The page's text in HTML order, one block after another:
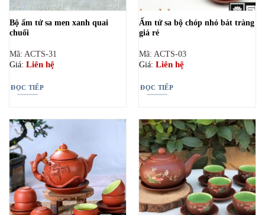
Bộ ấm tử sa men xanh quai
chuối
Mã: ACTS-31
Giá: Liên hệ
ĐỌC TIẾP
Ấm tử sa bộ chóp nhỏ bát tràng
giá rẻ
Mã: ACTS-03
Giá: Liên hệ
ĐỌC TIẾP